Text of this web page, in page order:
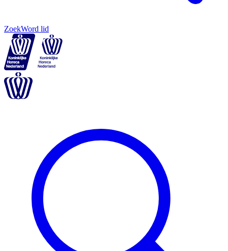
ZoekWord lid